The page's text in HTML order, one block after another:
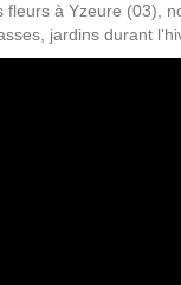
à Yzeure (03),
jardins durant